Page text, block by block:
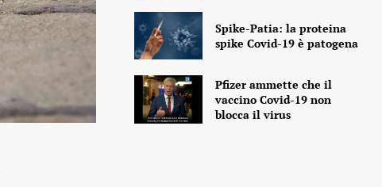
Spike-Patia: la proteina
spike Covid-19 è patogena
Pfizer ammette che il
vaccino Covid-19 non
blocca il virus